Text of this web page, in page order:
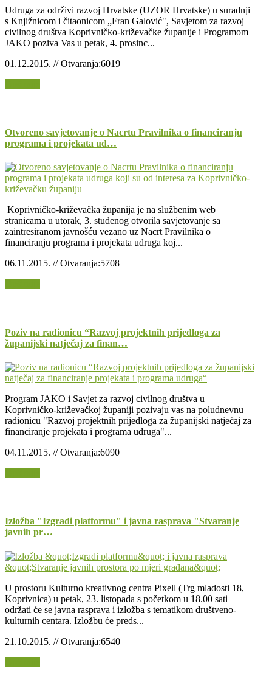
Udruga za održivi razvoj Hrvatske (UZOR Hrvatske) u suradnji
s Knjižnicom i čitaonicom „Fran Galović", Savjetom za razvoj
civilnog društva Koprivničko-križevačke županije i Programom
JAKO poziva Vas u petak, 4. prosinc...
01.12.2015. // Otvaranja:6019
Otvoreno savjetovanje o Nacrtu Pravilnika o financiranju
programa i projekata ud…
Koprivničko-križevačka županija je na službenim web
stranicama u utorak, 3. studenog otvorila savjetovanje sa
zaintresiranom javnošću vezano uz Nacrt Pravilnika o
financiranju programa i projekata udruga koj...
06.11.2015. // Otvaranja:5708
Poziv na radionicu “Razvoj projektnih prijedloga za
županijski natječaj za finan…
Program JAKO i Savjet za razvoj civilnog društva u
Koprivničko-križevačkoj županiji pozivaju vas na poludnevnu
radionicu "Razvoj projektnih prijedloga za županijski natječaj za
financiranje projekata i programa udruga"...
04.11.2015. // Otvaranja:6090
Izložba "Izgradi platformu" i javna rasprava "Stvaranje
javnih pr…
U prostoru Kulturno kreativnog centra Pixell (Trg mladosti 18,
Koprivnica) u petak, 23. listopada s početkom u 18.00 sati
održati će se javna rasprava i izložba s tematikom društveno-
kulturnih centara. Izložbu će preds...
21.10.2015. // Otvaranja:6540